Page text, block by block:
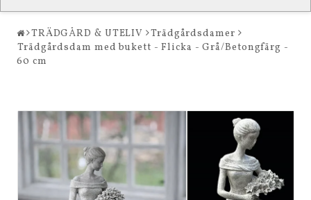
TRÄDGÅRD & UTELIV
Trädgårdsdamer
Trädgårdsdam med bukett - Flicka - Grå/Betongfärg -
60 cm